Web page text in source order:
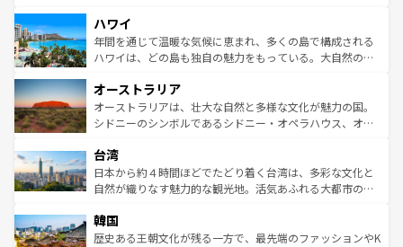
ば市内交通費無料で観光を楽しむこともできる。 なお、新
着のスイス情報はコンテンツ一覧 を参照してほしい。
のような巨大都市は、観光、ショッピング、エンターテイ
ンメントが詰まった刺激的なスポットだ。一方、アメリカ
西部には大自然が広がり、グランドキャニオンやイエロー
部のニューオーリンズでは、音楽と美食が融合した独特の
文化が魅力。旅行者はアメリカの各地域で異なる魅力を楽
しみながら、その多様性と豊かな歴史を感じることができ
ならではの贅沢な旅のスタイルだ。 なお、新着のアメリカ
情報はコンテンツ一覧を参照してほしい。
ハワイ
年間を通じて温暖な気候に恵まれ、多くの島で構成される
ハワイは、どの島も独自の魅力をもっている。大自然の神
ワイ島は見逃せない。また、定番の観光地といえばオアフ
島だが、静かな自然を求めるならマウイ島やカウアイ島が
おすすめ。エメラルドグリーンに輝く海をはじめ、豊かな
れるおもてなしの心で訪れる人々を迎えてくれるハワイの
人々、おいしいローカルフードやハワイアンミュージッ
ク、伝統的なフラダンスなど、すべてがハワイの魅力を彩
ワイを、存分に味わってほしい。 なお、新着のハワイ情報
はコンテンツ一覧を参照してほしい。
オーストラリア
オーストラリアは、壮大な自然と多様な文化が魅力の国。
シドニーのシンボルであるシドニー・オペラハウス、オー
リアリーフや大陸中央部にそびえるウルル（エアーズロッ
ク）、タスマニアの美しい原生林やケアンズの熱帯雨林な
ど、見どころがたくさん。また、カフェやワイン、オージ
いる。アクティビティも充実しており、サーフィンやダイ
ビング、ハイキングなど、アウトドア好きにはたまらな
台湾
日本から約４時間ほどでたどり着く台湾は、多彩な文化と
自然が織りなす魅力的な観光地。活気あふれる大都市の台
ン）、静ひつな山岳地帯である台湾東部など、都市の喧騒
と山間の静けさが共存しており、訪れる人に新しい発見と
韓国
歴史ある王朝文化が残る一方で、最先端のファッションやK